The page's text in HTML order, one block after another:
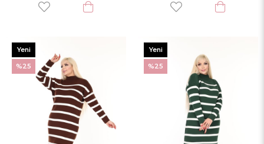
Yeni
Ürün
%25
Yeni
Ürün
%25